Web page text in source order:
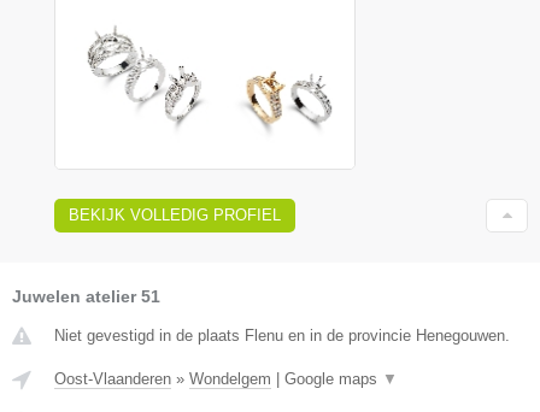
BEKIJK VOLLEDIG PROFIEL
Juwelen atelier 51
Niet gevestigd in de plaats Flenu en in de provincie Henegouwen.
Oost-Vlaanderen » Wondelgem Google maps ▼